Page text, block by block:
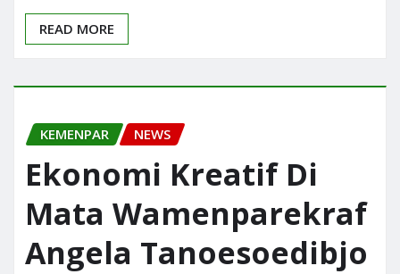
READ MORE
KEMENPAR NEWS
Ekonomi Kreatif Di
Mata Wamenparekraf
Angela Tanoesoedibjo